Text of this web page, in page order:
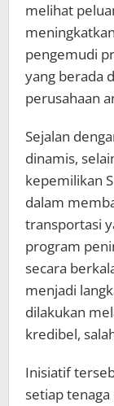
melihat
pengemudi
yang berada
perusahaan
Sejalan
dinamis,
kepemilikan
dalam
transportasi
program
secara
menjadi
dilakukan
kredibel,
Inisiatif
setiap